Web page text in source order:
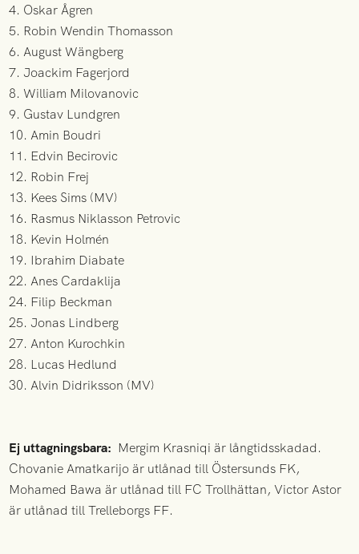
4. Oskar Ågren
5. Robin Wendin Thomasson
6. August Wängberg
7. Joackim Fagerjord
8. William Milovanovic
9. Gustav Lundgren
10. Amin Boudri
11. Edvin Becirovic
12. Robin Frej
13. Kees Sims (MV)
16. Rasmus Niklasson Petrovic
18. Kevin Holmén
19. Ibrahim Diabate
22. Anes Cardaklija
24. Filip Beckman
25. Jonas Lindberg
27. Anton Kurochkin
28. Lucas Hedlund
30. Alvin Didriksson (MV)
Ej uttagningsbara: Mergim Krasniqi är långtidsskadad.
Chovanie Amatkarijo är utlånad till Östersunds FK,
Mohamed Bawa är utlånad till FC Trollhättan, Victor Astor
är utlånad till Trelleborgs FF.